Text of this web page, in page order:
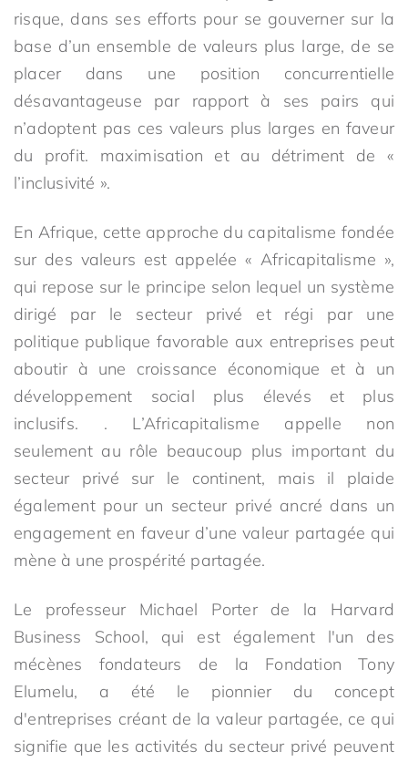
risque, dans ses efforts pour se gouverner sur la
base d’un ensemble de valeurs plus large, de se
placer dans une position concurrentielle
désavantageuse par rapport à ses pairs qui
n’adoptent pas ces valeurs plus larges en faveur
du profit. maximisation et au détriment de «
l’inclusivité ».
En Afrique, cette approche du capitalisme fondée
sur des valeurs est appelée « Africapitalisme »,
qui repose sur le principe selon lequel un système
dirigé par le secteur privé et régi par une
politique publique favorable aux entreprises peut
aboutir à une croissance économique et à un
développement social plus élevés et plus
inclusifs. . L’Africapitalisme appelle non
seulement au rôle beaucoup plus important du
secteur privé sur le continent, mais il plaide
également pour un secteur privé ancré dans un
engagement en faveur d’une valeur partagée qui
mène à une prospérité partagée.
Le professeur Michael Porter de la Harvard
Business School, qui est également l'un des
mécènes fondateurs de la Fondation Tony
Elumelu, a été le pionnier du concept
d'entreprises créant de la valeur partagée, ce qui
signifie que les activités du secteur privé peuvent